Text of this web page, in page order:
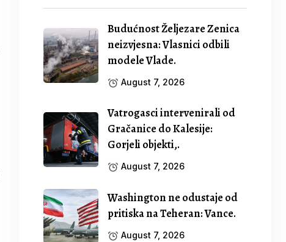
Budućnost Željezare Zenica
neizvjesna: Vlasnici odbili
modele Vlade.
August 7, 2026
Vatrogasci intervenirali od
Gračanice do Kalesije:
Gorjeli objekti,.
August 7, 2026
Washington ne odustaje od
pritiska na Teheran: Vance.
August 7, 2026